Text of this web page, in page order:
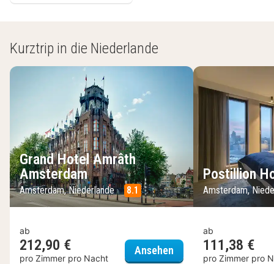
Kurztrip in die Niederlande
Grand Hotel Amrâth
Amsterdam
Amsterdam, Niederlande 8.1
ab
212,90 €
pro Zimmer pro Nacht
Ansehen Grand Hotel Amrâth
Postillion
Amsterdam,
ab
111,38 €
pro Zimmer pro